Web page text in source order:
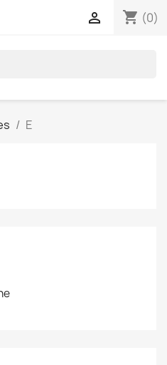
shopping_cart (0)

E